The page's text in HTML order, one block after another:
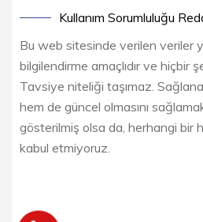
Kullanım Sorumluluğu
Bu web sitesinde verilen veriler
bilgilendirme amaçlıdır ve hiçbir
Tavsiye niteliği taşımaz.
hem de güncel olmasını
gösterilmiş olsa da, herhangi bir
kabul etmiyoruz.